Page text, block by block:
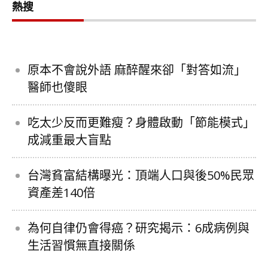
熱搜
原本不會說外語 麻醉醒來卻「對答如流」
醫師也傻眼
吃太少反而更難瘦？身體啟動「節能模式」
成減重最大盲點
台灣貧富結構曝光：頂端人口與後50%民眾
資產差140倍
為何自律仍會得癌？研究揭示：6成病例與
生活習慣無直接關係